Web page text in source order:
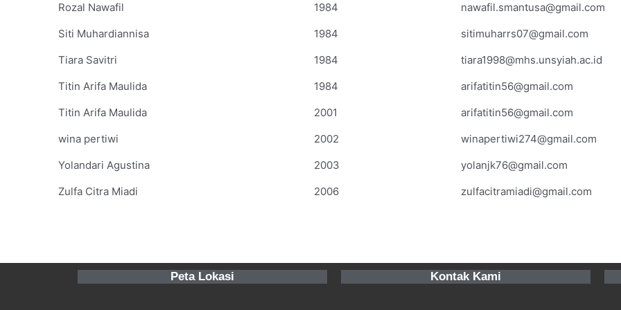
Rozal Nawafil
1984
nawafil.smantusa@gmail.com
Siti Muhardiannisa
1984
sitimuharrs07@gmail.com
Tiara Savitri
1984
tiara1998@mhs.unsyiah.ac.id
Titin Arifa Maulida
1984
arifatitin56@gmail.com
Titin Arifa Maulida
2001
arifatitin56@gmail.com
wina pertiwi
2002
winapertiwi274@gmail.com
Yolandari Agustina
2003
yolanjk76@gmail.com
Zulfa Citra Miadi
2006 zulfacitramiadi@gmail.com
Peta Lokasi Kontak Kami